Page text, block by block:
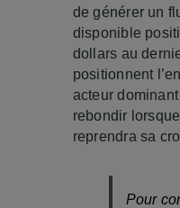
de générer un
disponible
dollars au
positionnent
acteur
rebondir
reprendra sa
Pour